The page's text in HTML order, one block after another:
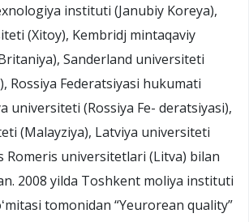
instituti (Janubiy Koreya),
(Xitoy), Kembridj mintaqaviy
Sanderland universiteti
Rossiya Federatsiyasi hukumati
universiteti (Rossiya Fe- deratsiyasi),
(Malayziya), Latviya universiteti
Romeris universitetlari (Litva) bilan
2008 yilda Toshkent moliya instituti
tomonidan “Yeurorean quality”